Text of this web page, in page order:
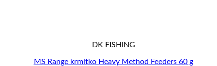
DK FISHING
MS Range krmítko Heavy Method Feeders 60 g